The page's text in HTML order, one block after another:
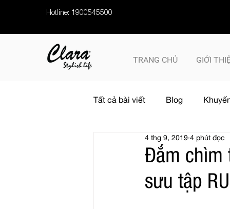
Hotline: 1900545500
TRANG CHỦ GIỚI
Tất cả bài viết Blog
Đắm chìm
sưu tập
4 thg 9, 2019 4 phút đọc